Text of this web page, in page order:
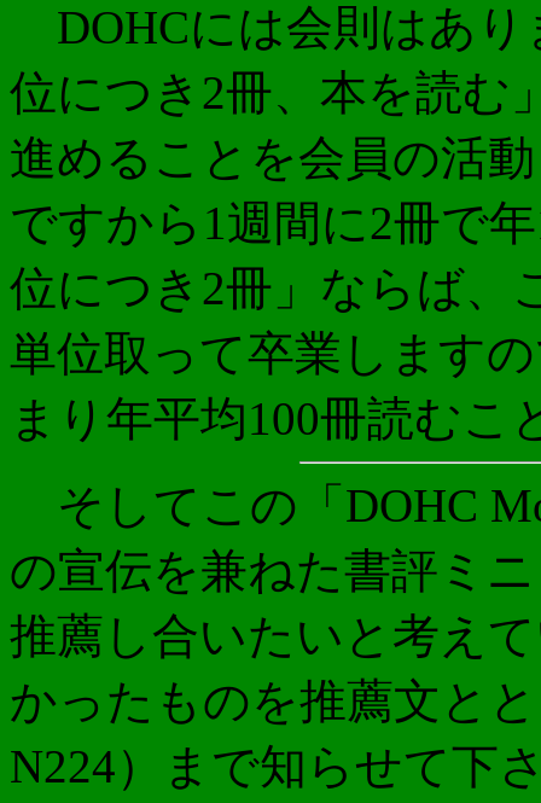
DOHCには会則はあり
位につき2冊、本を読む
進めることを会員の活
ですから1週間に2冊で
位につき2冊」ならば、
単位取って卒業します
まり年平均100冊読むこ
そしてこの「DOHC
の宣伝を兼ねた書評ミ
推薦し合いたいと考え
かったものを推薦文と
N224）まで知らせて下